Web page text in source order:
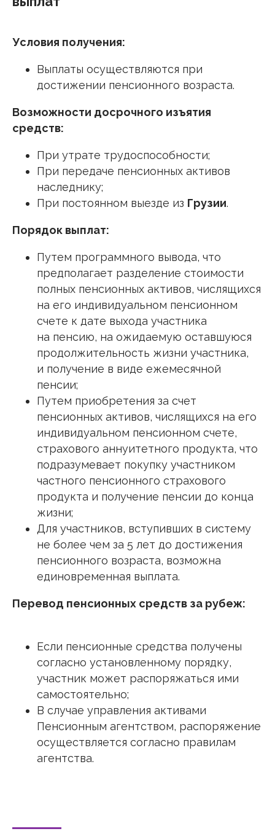
Условия получения:
Выплаты осуществляются при
достижении пенсионного возраста.
Возможности досрочного изъятия
средств:
При утрате трудоспособности;
При передаче пенсионных активов
наследнику;
При постоянном выезде из Грузии.
Порядок выплат:
Путем программного вывода, что
предполагает разделение стоимости
полных пенсионных активов, числящихся
на его индивидуальном пенсионном
счете к дате выхода участника
на пенсию, на ожидаемую оставшуюся
продолжительность жизни участника,
и получение в виде ежемесячной
пенсии;
Путем приобретения за счет
пенсионных активов, числящихся на его
индивидуальном пенсионном счете,
страхового аннуитетного продукта, что
подразумевает покупку участником
частного пенсионного страхового
продукта и получение пенсии до конца
жизни;
Для участников, вступивших в систему
не более чем за 5 лет до достижения
пенсионного возраста, возможна
единовременная выплата.
Перевод пенсионных средств за рубеж:
Если пенсионные средства получены
согласно установленному порядку,
участник может распоряжаться ими
самостоятельно;
В случае управления активами
Пенсионным агентством, распоряжение
осуществляется согласно правилам
агентства.